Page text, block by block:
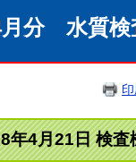
月分 水質検
4月21日 検査